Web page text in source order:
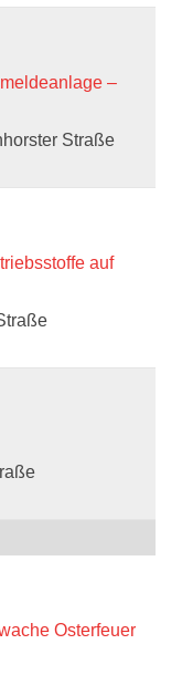
–
Straße
auf
Osterfeuer